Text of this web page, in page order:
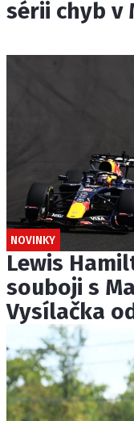
sérii chyb v
NOVINKY
Lewis
souboji s
Vysílačka